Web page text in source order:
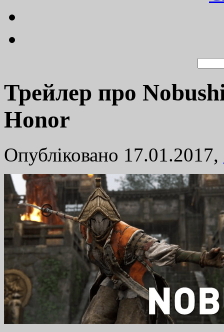
Трейлер про
Honor
Опубліковано 17.01.2017,